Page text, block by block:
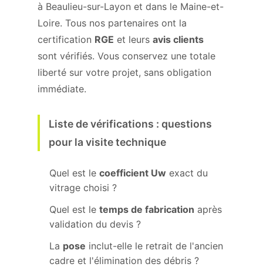
à Beaulieu-sur-Layon et dans le Maine-et-
Loire. Tous nos partenaires ont la
certification RGE et leurs avis clients
sont vérifiés. Vous conservez une totale
liberté sur votre projet, sans obligation
immédiate.
Liste de vérifications : questions
pour la visite technique
Quel est le coefficient Uw exact du
vitrage choisi ?
Quel est le temps de fabrication après
validation du devis ?
La pose inclut-elle le retrait de l'ancien
cadre et l'élimination des débris ?